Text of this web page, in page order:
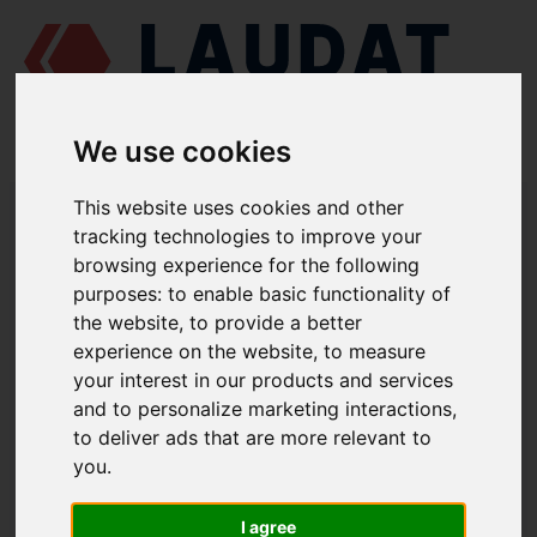
We use cookies
This website uses cookies and other
tracking technologies to improve your
browsing experience for the following
purposes:to enable basic functionality of
the website,to provide a better
experience on the website,to measure
your interest in our products and services
and to personalize marketing interactions,
to deliver ads that are more relevant to
you.
I agree
LAUDAT SUPPLY/MOTORES MARINOS/ SKL NVD 26.2
LAUDAT SUPPLY
NVD 26.2
CATEGORIA DE PISTÓN Y BIELA
SEGMENTO DE ENGRASE
NÚMERO DE PIEZA: 51137209